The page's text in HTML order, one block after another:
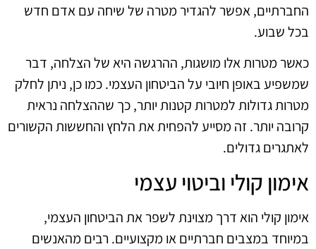
החברתיים, אפשר להגדיר מטרה של שיחה עם אדם חדש
בכל שבוע.
כאשר מטרות אלו מושגות, ההרגשה היא של הצלחה, דבר
שמשפיע באופן חיובי על הביטחון העצמי. כמו כן, ניתן לחלק
מטרות גדולות למטרות קטנות יותר, כך שההצלחה נראית
קרובה יותר. זה מסייע להפחית את הלחץ והחששות הקשורים
לאתגרים גדולים.
אימון קולי וביטוי עצמי
אימון קולי הוא דרך מצוינת לשפר את הביטחון העצמי,
במיוחד במצבים חברתיים או מקצועיים. רבים מהאנשים